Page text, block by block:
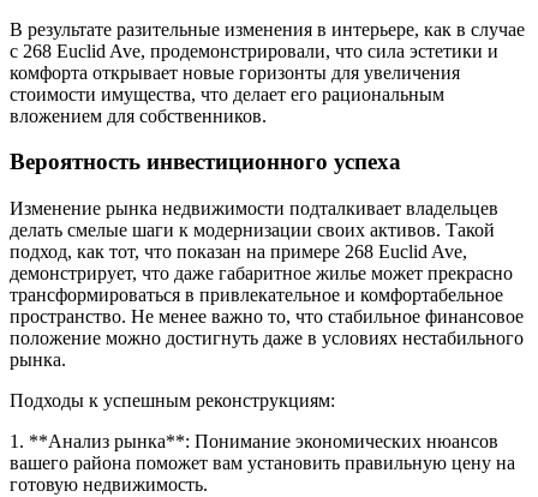
В результате разительные изменения в интерьере, как в случае
с 268 Euclid Ave, продемонстрировали, что сила эстетики и
комфорта открывает новые горизонты для увеличения
стоимости имущества, что делает его рациональным
вложением для собственников.
Вероятность инвестиционного успеха
Изменение рынка недвижимости подталкивает владельцев
делать смелые шаги к модернизации своих активов. Такой
подход, как тот, что показан на примере 268 Euclid Ave,
демонстрирует, что даже габаритное жилье может прекрасно
трансформироваться в привлекательное и комфортабельное
пространство. Не менее важно то, что стабильное финансовое
положение можно достигнуть даже в условиях нестабильного
рынка.
Подходы к успешным реконструкциям:
1. **Анализ рынка**: Понимание экономических нюансов
вашего района поможет вам установить правильную цену на
готовую недвижимость.